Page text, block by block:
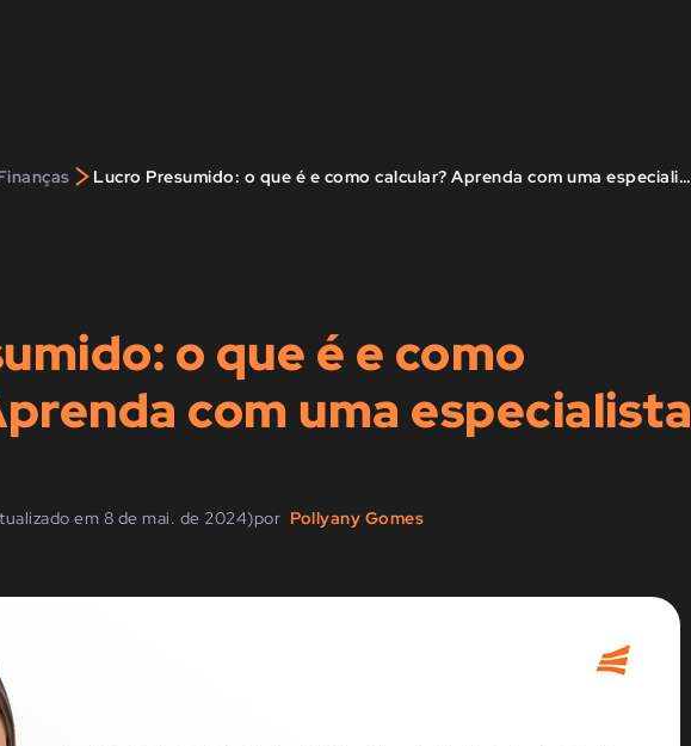
> Lucro Presumido: o que é e como calcular? Aprenda com uma especialista na área
o que é e como
com uma especialista
em 8 de mai. de 2024)por Pollyany Gomes